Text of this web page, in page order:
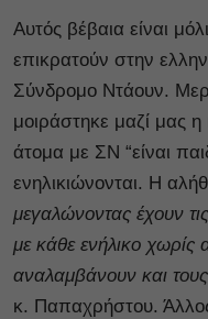
Αυτός βέβαια είναι
επικρατούν στην
Σύνδρομο Ντάουν.
μοιράστηκε μαζί μας
άτομα με ΣΝ “είναι
ενηλικιώνονται. Η
μεγαλώνοντας έχουν τις
με κάθε ενήλικο χωρίς
αναλαμβάνουν και τους
κ. Παπαχρήστου. Άλλος